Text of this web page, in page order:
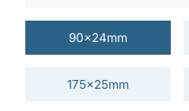
90x24mm
175x25mm